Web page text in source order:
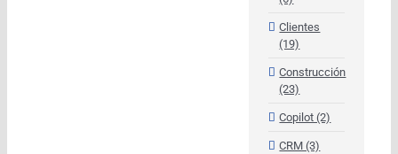
Clientes
(19)
Construcción
(23)
Copilot (2)
CRM (3)